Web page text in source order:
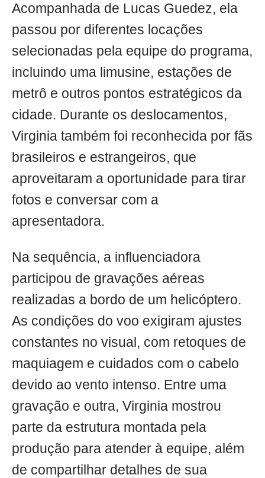
Acompanhada de Lucas Guedez, ela
passou por diferentes locações
selecionadas pela equipe do programa,
incluindo uma limusine, estações de
metrô e outros pontos estratégicos da
cidade. Durante os deslocamentos,
Virginia também foi reconhecida por fãs
brasileiros e estrangeiros, que
aproveitaram a oportunidade para tirar
fotos e conversar com a
apresentadora.
Na sequência, a influenciadora
participou de gravações aéreas
realizadas a bordo de um helicóptero.
As condições do voo exigiram ajustes
constantes no visual, com retoques de
maquiagem e cuidados com o cabelo
devido ao vento intenso. Entre uma
gravação e outra, Virginia mostrou
parte da estrutura montada pela
produção para atender à equipe, além
de compartilhar detalhes de sua